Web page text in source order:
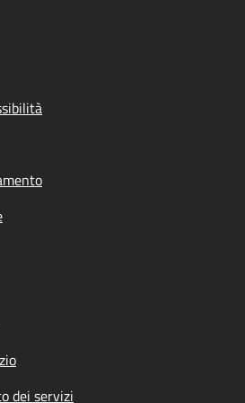
dei servizi